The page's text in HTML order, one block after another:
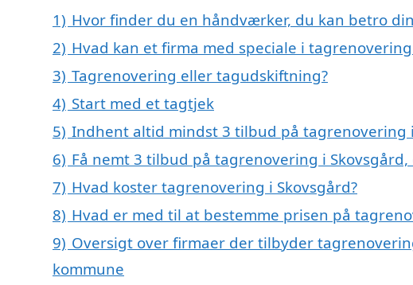
1) Hvor finder du en håndværker, du kan betro
2) Hvad kan et firma med speciale i
3) Tagrenovering eller tagudskiftning?
4) Start med et tagtjek
5) Indhent altid mindst 3 tilbud på tagrenovering
6) Få nemt 3 tilbud på tagrenovering i
7) Hvad koster tagrenovering i Skovsgård?
8) Hvad er med til at bestemme prisen på
9) Oversigt over firmaer der tilbyder
kommune